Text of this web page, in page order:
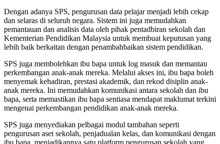
Dengan adanya SPS, pengurusan data pelajar menjadi lebih cekap
dan selaras di seluruh negara. Sistem ini juga memudahkan
pemantauan dan analisis data oleh pihak pentadbiran sekolah dan
Kementerian Pendidikan Malaysia untuk membuat keputusan yang
lebih baik berkaitan dengan penambahbaikan sistem pendidikan.
SPS juga membolehkan ibu bapa untuk log masuk dan memantau
perkembangan anak-anak mereka. Melalui akses ini, ibu bapa boleh
menyemak kehadiran, prestasi akademik, dan rekod disiplin anak-
anak mereka. Ini memudahkan komunikasi antara sekolah dan ibu
bapa, serta memastikan ibu bapa sentiasa mendapat maklumat terkini
mengenai perkembangan pendidikan anak-anak mereka.
SPS juga menyediakan pelbagai modul tambahan seperti
pengurusan aset sekolah, penjadualan kelas, dan komunikasi dengan
ibu bapa, menjadikannya satu platform pengurusan sekolah yang